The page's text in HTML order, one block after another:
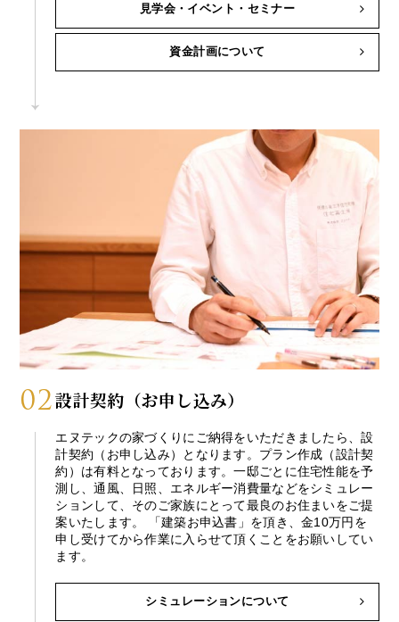
見学会・イベント・セミナー
資金計画について
02設計契約（お申し込み）
エヌテックの家づくりにご納得をいただきましたら、設
計契約（お申し込み）となります。プラン作成（設計契
約）は有料となっております。一邸ごとに住宅性能を予
測し、通風、日照、エネルギー消費量などをシミュレー
ションして、そのご家族にとって最良のお住まいをご提
案いたします。 「建築お申込書」を頂き、金10万円を
申し受けてから作業に入らせて頂くことをお願いしてい
ます。
シミュレーションについて